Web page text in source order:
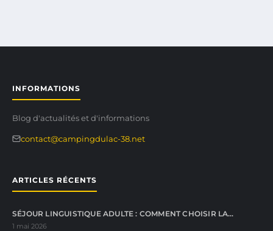
INFORMATIONS
Blog d'actualités et d'informations
contact@campingdulac-38.net
ARTICLES RÉCENTS
SÉJOUR LINGUISTIQUE ADULTE : COMMENT CHOISIR LA…
1 mai 2026